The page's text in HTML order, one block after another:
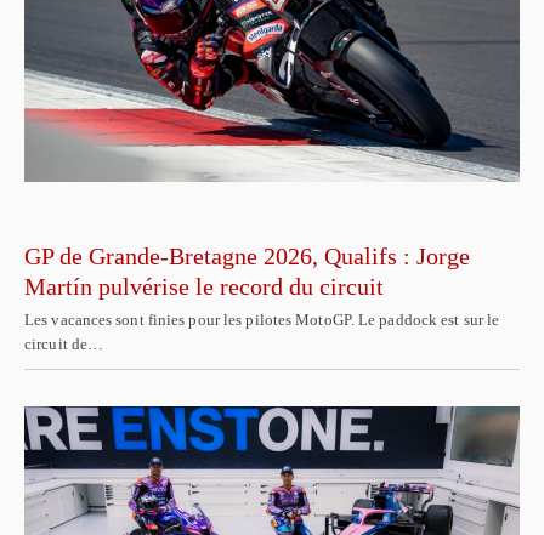
GP de Grande-Bretagne 2026, Qualifs : Jorge
Martín pulvérise le record du circuit
Les vacances sont finies pour les pilotes MotoGP. Le paddock est sur le
circuit de…